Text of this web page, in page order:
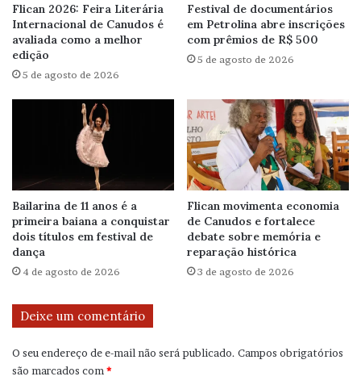
Flican 2026: Feira Literária
Internacional de Canudos é
avaliada como a melhor
edição
5 de agosto de 2026
Festival de documentários
em Petrolina abre inscrições
com prêmios de R$ 500
5 de agosto de 2026
Bailarina de 11 anos é a
primeira baiana a conquistar
dois títulos em festival de
dança
4 de agosto de 2026
Flican movimenta economia
de Canudos e fortalece
debate sobre memória e
reparação histórica
3 de agosto de 2026
Deixe um comentário
O seu endereço de e-mail não será publicado. Campos obrigatórios
são marcados com*